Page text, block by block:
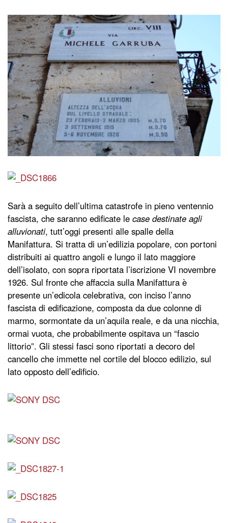
Sarà a seguito dell’ultima catastrofe in pieno ventennio
fascista, che saranno edificate le case destinate agli
alluvionati, tutt’oggi presenti alle spalle della
Manifattura. Si tratta di un’edilizia popolare, con portoni
distribuiti ai quattro angoli e lungo il lato maggiore
dell’isolato, con sopra riportata l’iscrizione VI novembre
1926. Sul fronte che affaccia sulla Manifattura è
presente un’edicola celebrativa, con inciso l’anno
fascista di edificazione, composta da due colonne di
marmo, sormontate da un’aquila reale, e da una nicchia,
ormai vuota, che probabilmente ospitava un “fascio
littorio”. Gli stessi fasci sono riportati a decoro del
cancello che immette nel cortile del blocco edilizio, sul
lato opposto dell’edificio.